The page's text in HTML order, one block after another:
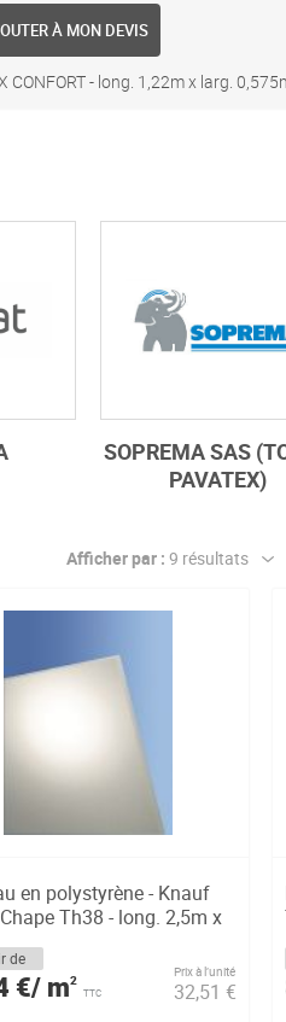
À MON DEVIS
CONFORT - long. 1,22m x larg.
SOPREMA SAS
PAVATEX)
Afficher par :
en polystyrène - Knauf
Th38 - long. 2,5m x
de
€/ m2
TTC
Prix à l’unité
32,51 €